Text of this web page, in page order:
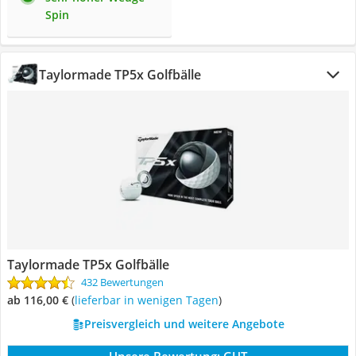
Spin
Taylormade TP5x Golfbälle
Taylormade TP5x Golfbälle
432 Bewertungen
ab 116,00 € ( Lieferbar in wenigen Tagen)
Preisvergleich und weitere Angebote